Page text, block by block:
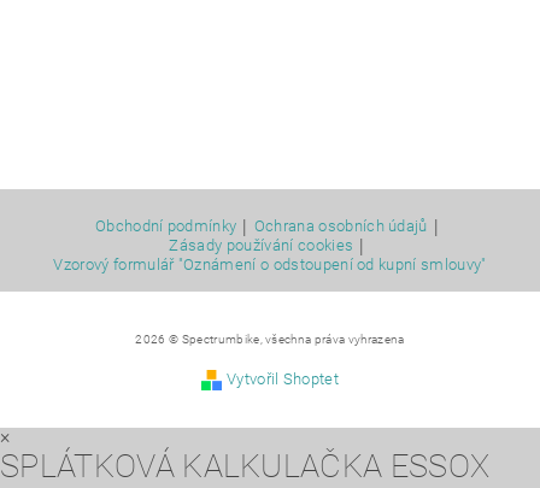
Obchodní podmínky | Ochrana osobních údajů |
Zásady používání cookies |
Vzorový formulář "Oznámení o odstoupení od kupní smlouvy"
2026 © Spectrumbike, všechna práva vyhrazena
Vytvořil Shoptet
×
SPLÁTKOVÁ KALKULAČKA ESSOX